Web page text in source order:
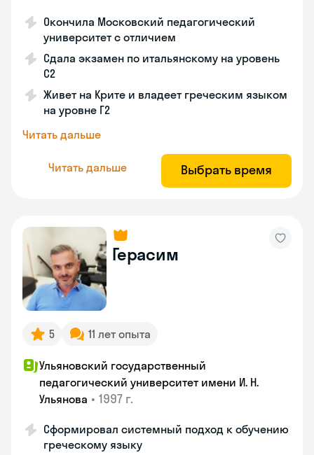
Окончила Московский педагогический
университет с отличием
Сдала экзамен по итальянскому на уровень
С2
Живет на Крите и владеет греческим языком
на уровне Г2
Читать дальше
Читать дальше Выбрать время
Герасим
5 11 лет опыта
Ульяновский государственный
педагогический университет имени И. Н.
Ульянова • 1997 г.
Сформировал системный подход к обучению
греческому языку